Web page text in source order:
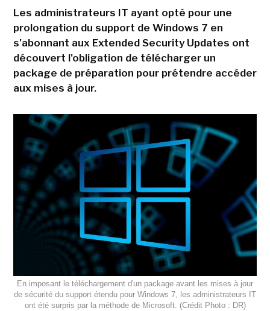
Les administrateurs IT ayant opté pour une
prolongation du support de Windows 7 en
s'abonnant aux Extended Security Updates ont
découvert l'obligation de télécharger un
package de préparation pour prétendre accéder
aux mises à jour.
En imposant le téléchargement d'un package avant les mises à jour
de sécurité du support étendu pour Windows 7, les administrateurs IT
ont été surpris par la méthode de Microsoft. (Crédit Photo : DR)